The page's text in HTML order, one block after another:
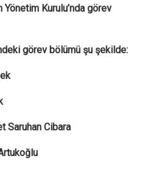
Kurulu’nda görev
görev bölümü şu şekilde:
Saruhan Cibara